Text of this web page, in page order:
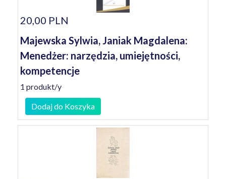
20,00 PLN
Majewska Sylwia, Janiak Magdalena:
Menedżer: narzędzia, umiejętności,
kompetencje
1 produkt/y
Dodaj do Koszyka